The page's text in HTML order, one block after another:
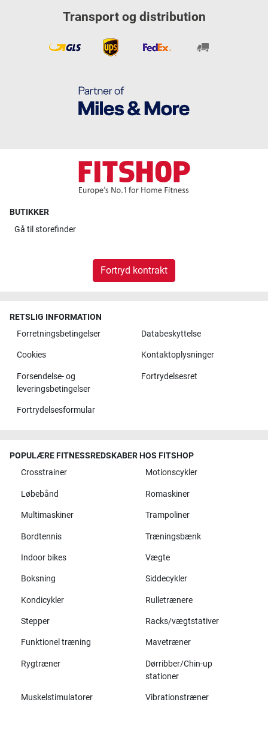
Transport og distribution
BUTIKKER
Gå til storefinder
Fortryd kontrakt
RETSLIG INFORMATION
Forretningsbetingelser
Databeskyttelse
Cookies Kontaktoplysninger
Forsendelse- og
leveringsbetingelser
Fortrydelsesret
Fortrydelsesformular
POPULÆRE FITNESSREDSKABER HOS FITSHOP
Crosstrainer
Motionscykler
Løbebånd Romaskiner
Multimaskiner Trampoliner
Bordtennis Træningsbænk
Indoor bikes Vægte
Boksning Siddecykler
Kondicykler Rulletrænere
Stepper Racks/vægtstativer
Funktionel træning Mavetræner
Rygtræner
Dørribber/Chin-up
stationer
Muskelstimulatorer Vibrationstræner